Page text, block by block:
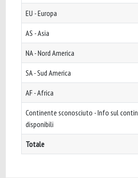
EU - Europa
AS - Asia
NA - Nord America
SA - Sud America
AF - Africa
Continente sconosciuto - Info sul
disponibili
Totale